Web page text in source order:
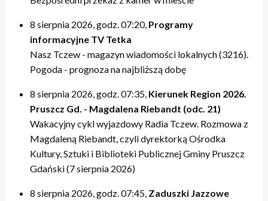
20:00 – relacje
21:40 – Pytania do Prezydenta / Pytania do Starosty
22:00 – relacje
20:00 – relacje
21:40 – Opinie w Radiu Tczew
22:00 – relacje
19:40 – Kulturalne pogaduszki / Fabryczne Pogaduszki
20:00 – relacje
21:20 – Nasz Tczew, Pogoda
21:40 – KinoteTka
21:50 – Kulturalne pogaduszki / Fabryczne Pogaduszki
22:00 – relacje
19:50 – relacje
21:40 – Tczew Mówi
21:50 – relacje
17:40 – Powtórki programów z tygodnia
20:40 – relacje tygodnia
8 sierpnia 2026, godz. 07:20, Programy
informacyjne TV Tetka
Nasz Tczew - magazyn wiadomości lokalnych (3216).
Pogoda - prognoza na najbliższą dobę
8 sierpnia 2026, godz. 07:35, Kierunek Region 2026.
Pruszcz Gd. - Magdalena Riebandt (odc. 21)
Wakacyjny cykl wyjazdowy Radia Tczew. Rozmowa z
Magdaleną Riebandt, czyli dyrektorką Ośrodka
Kultury, Sztuki i Biblioteki Publicznej Gminy Pruszcz
Gdański (7 sierpnia 2026)
8 sierpnia 2026, godz. 07:45, Zaduszki Jazzowe